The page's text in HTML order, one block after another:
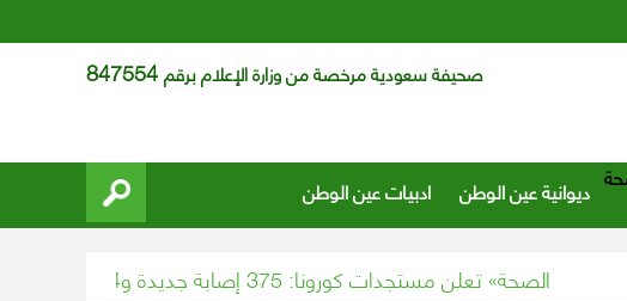
صحيفة سعودية مرخصة من وزارة الإعلام برقم847554
ديوانية عين الوطن ادبيات عين الوطن
«الصحة» تعلن مستجدات كورونا: 375 إصابة جديدة و4 وفيات و336 حالة تعافي